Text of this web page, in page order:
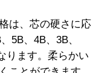
は、芯の硬さに応
5B、4B、3B、
ります。柔らかい